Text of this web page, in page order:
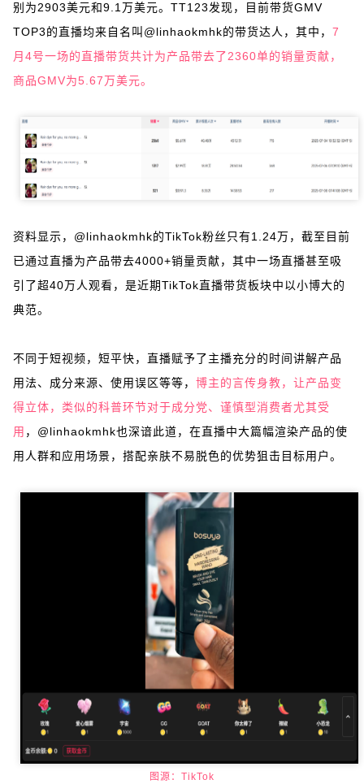
别为2903美元和9.1万美元。TT123发现，目前带货GMV
TOP3的直播均来自名叫@linhaokmhk的带货达人，其中， 7
月4号一场的直播带货共计为产品带去了2360单的销量贡献，
商品GMV为5.67万美元。
资料显示，@linhaokmhk的TikTok粉丝只有1.24万，截至目前
已通过直播为产品带去4000+销量贡献，其中一场直播甚至吸
引了超40万人观看，是近期TikTok直播带货板块中以小博大的
典范。
不同于短视频，短平快，直播赋予了主播充分的时间讲解产品
用法、成分来源、使用误区等等， 博主的言传身教，让产品变
得立体，类似的科普环节对于成分党、谨慎型消费者尤其受
用 ，@linhaokmhk也深谙此道，在直播中大篇幅渲染产品的使
用人群和应用场景，搭配亲肤不易脱色的优势狙击目标用户。
图源：TikTok